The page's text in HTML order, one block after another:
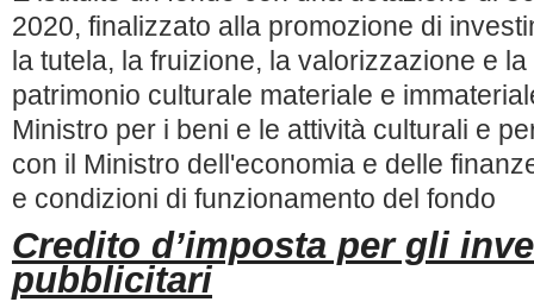
2020, finalizzato alla promozione di
la tutela, la fruizione, la valorizzazione e
patrimonio culturale materiale e
Ministro per i beni e le attività culturali e
con il Ministro dell'economia e delle
e condizioni di funzionamento del fondo
Credito d’imposta per gli
pubblicitari